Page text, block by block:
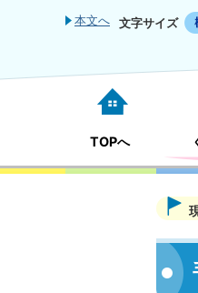
本文へ 文字サイズ
TOPへ